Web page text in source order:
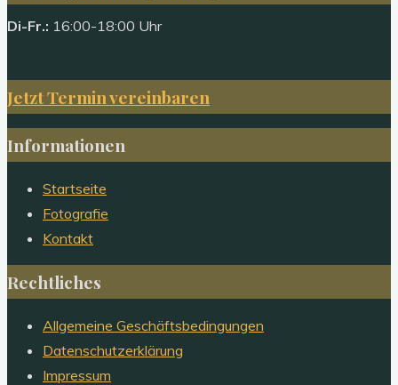
Di-Fr.: 16:00-18:00 Uhr
Jetzt Termin vereinbaren
Informationen
Startseite
Fotografie
Kontakt
Rechtliches
Allgemeine Geschäftsbedingungen
Datenschutzerklärung
Impressum